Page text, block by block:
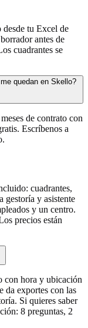
desde tu Excel de
antes de
cuadrantes se
quedan en Skello?
de contrato con
Escríbenos a
cuadrantes,
gestoría y asistente
y un centro.
precios están
con hora y ubicación
da exportes con las
Si quieres saber
8 preguntas, 2